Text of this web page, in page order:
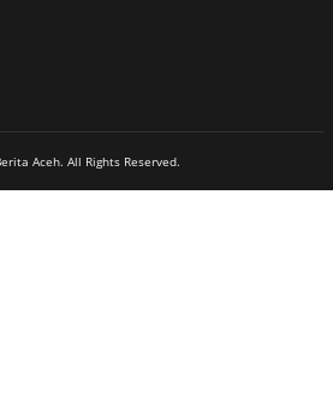
Aceh. All Rights Reserved.